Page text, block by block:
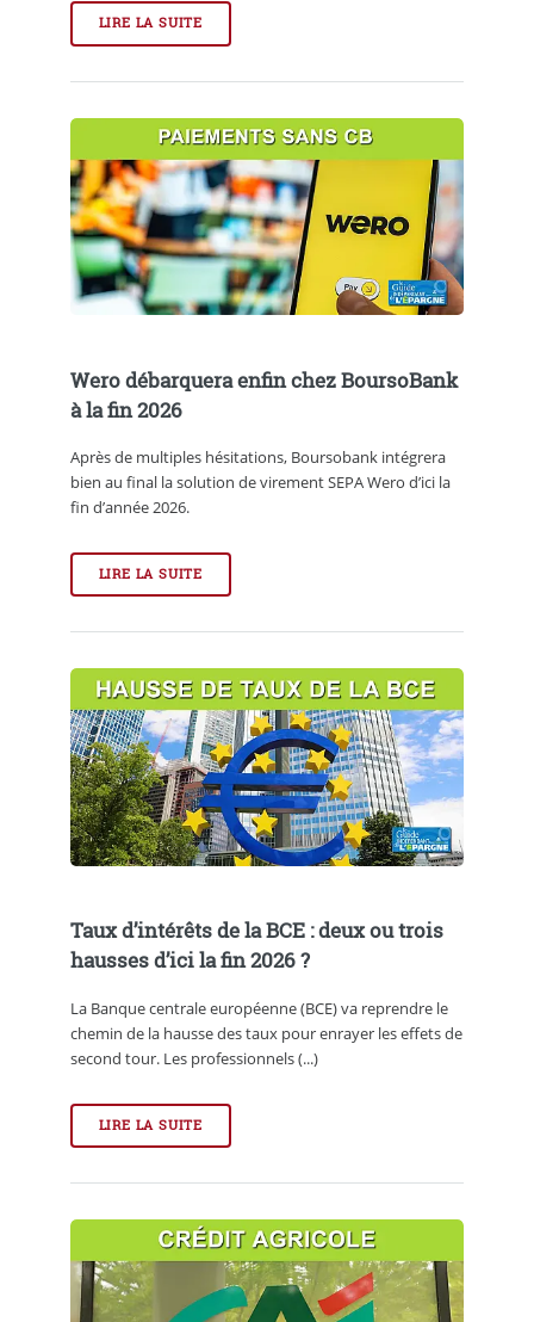
LIRE LA SUITE
Wero débarquera enfin chez BoursoBank
à la fin 2026
Après de multiples hésitations, Boursobank intégrera
bien au final la solution de virement SEPA Wero d’ici la
fin d’année 2026.
LIRE LA SUITE
Taux d’intérêts de la BCE : deux ou trois
hausses d’ici la fin 2026 ?
La Banque centrale européenne (BCE) va reprendre le
chemin de la hausse des taux pour enrayer les effets de
second tour. Les professionnels (...)
LIRE LA SUITE